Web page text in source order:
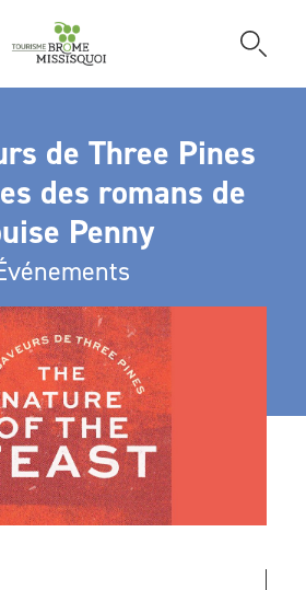
de Three Pines
des romans de
Penny